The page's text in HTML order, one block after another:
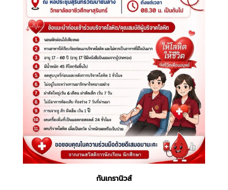
กันเกรานิวส์